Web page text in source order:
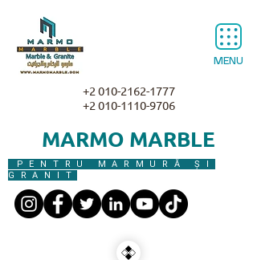
MENU
MARMO MARBLE
PENTRU MARMURĂ ȘI
GRANIT
+2 010-2162-1777
+2 010-1110-9706